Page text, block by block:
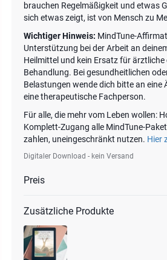
brauchen Regelmäßigkeit und etwas
sich etwas zeigt, ist von Mensch zu
Wichtiger Hinweis: MindTune-
Unterstützung bei der Arbeit an
Heilmittel und kein Ersatz für
Behandlung. Bei gesundheitlichen
Belastungen wende dich bitte an eine
eine therapeutische Fachperson.
Für alle, die mehr vom Leben wollen:
Komplett-Zugang alle MindTune-
zahlen, uneingeschränkt nutzen. Hier
Digitaler Download - kein Versand
Preis
Zusätzliche Produkte